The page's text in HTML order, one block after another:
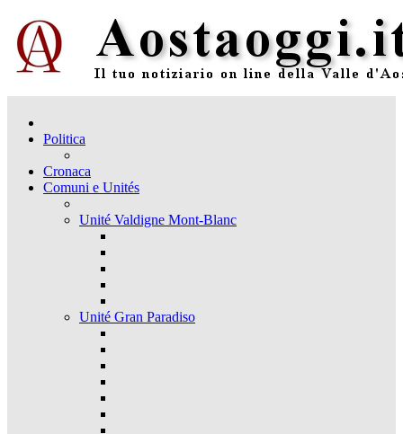
Politica
Cronaca
Comuni e Unités
Unité Valdigne Mont-Blanc
Unité Gran Paradiso